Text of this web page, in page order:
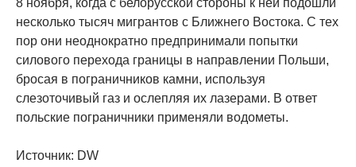
8 ноября, когда с белорусской стороны к ней подошли
несколько тысяч мигрантов с Ближнего Востока. С тех
пор они неоднократно предпринимали попытки
силового перехода границы в направлении Польши,
бросая в пограничников камни, используя
слезоточивый газ и ослепляя их лазерами. В ответ
польские пограничники применяли водометы.
Источник: DW